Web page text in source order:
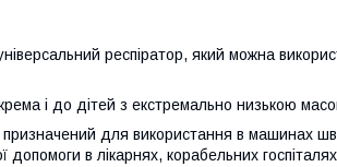
респіратор, який можна
і до дітей з екстремально низькою
для використання в машинах
в лікарнях, корабельних госпіталях